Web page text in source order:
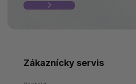
Zákaznícky servis